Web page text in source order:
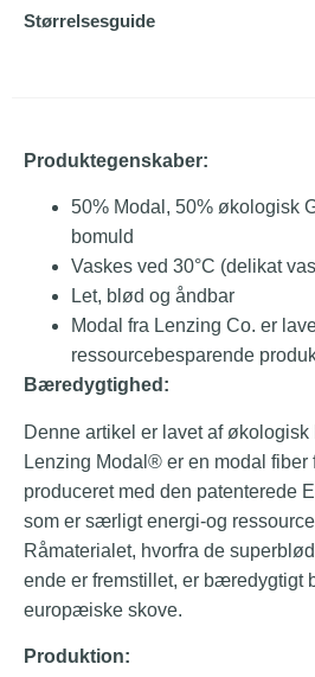
Størrelsesguide
Produktegenskaber:
50% Modal, 50% økologisk
bomuld
Vaskes ved 30°C (delikat
Let, blød og åndbar
Modal fra Lenzing Co. er
ressourcebesparende
Bæredygtighed:
Denne artikel er lavet af
Lenzing Modal® er en modal fiber
produceret med den patenterede
som er særligt energi-og
Råmaterialet, hvorfra de
ende er fremstillet, er bæredygtigt
europæiske skove.
Produktion: